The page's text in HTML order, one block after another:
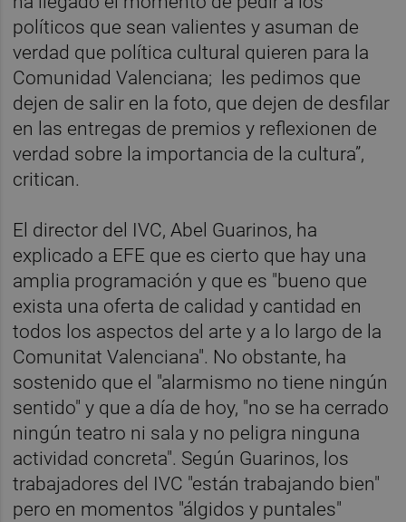
políticos que sean valientes y asuman de
verdad que política cultural quieren para la
Comunidad Valenciana; les pedimos que
dejen de salir en la foto, que dejen de desfilar
en las entregas de premios y reflexionen de
verdad sobre la importancia de la cultura”,
critican.
El director del IVC, Abel Guarinos, ha
explicado a EFE que es cierto que hay una
amplia programación y que es "bueno que
exista una oferta de calidad y cantidad en
todos los aspectos del arte y a lo largo de la
Comunitat Valenciana". No obstante, ha
sostenido que el "alarmismo no tiene ningún
sentido" y que a día de hoy, "no se ha cerrado
ningún teatro ni sala y no peligra ninguna
actividad concreta". Según Guarinos, los
trabajadores del IVC "están trabajando bien"
pero en momentos "álgidos y puntales"